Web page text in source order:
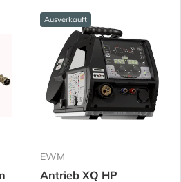
Ausverkauft
EWM
Antrieb XQ HP